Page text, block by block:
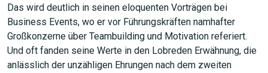
Das wird deutlich in seinen eloquenten Vorträgen bei
Business Events, wo er vor Führungskräften namhafter
Großkonzerne über Teambuilding und Motivation referiert.
Und oft fanden seine Werte in den Lobreden Erwähnung, die
anlässlich der unzähligen Ehrungen nach dem zweiten